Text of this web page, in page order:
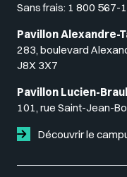
Sans frais: 1 800 567-
Pavillon Alexandre-
283, boulevard
J8X 3X7
Pavillon Lucien-
101, rue Saint-Jean-
Découvrir le